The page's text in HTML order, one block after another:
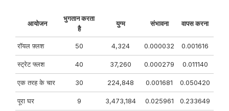
आयोजन
भुगतान करता
है
युग्म संभावना वापस करना
रॉयल फ़्लश 50 4,324 0.000032 0.001616
स्ट्रेट फ्लश 40 37,260 0.000279 0.011140
एक तरह के चार 30 224,848 0.001681 0.050420
पूरा घर 9 3,473,184 0.025961 0.233649